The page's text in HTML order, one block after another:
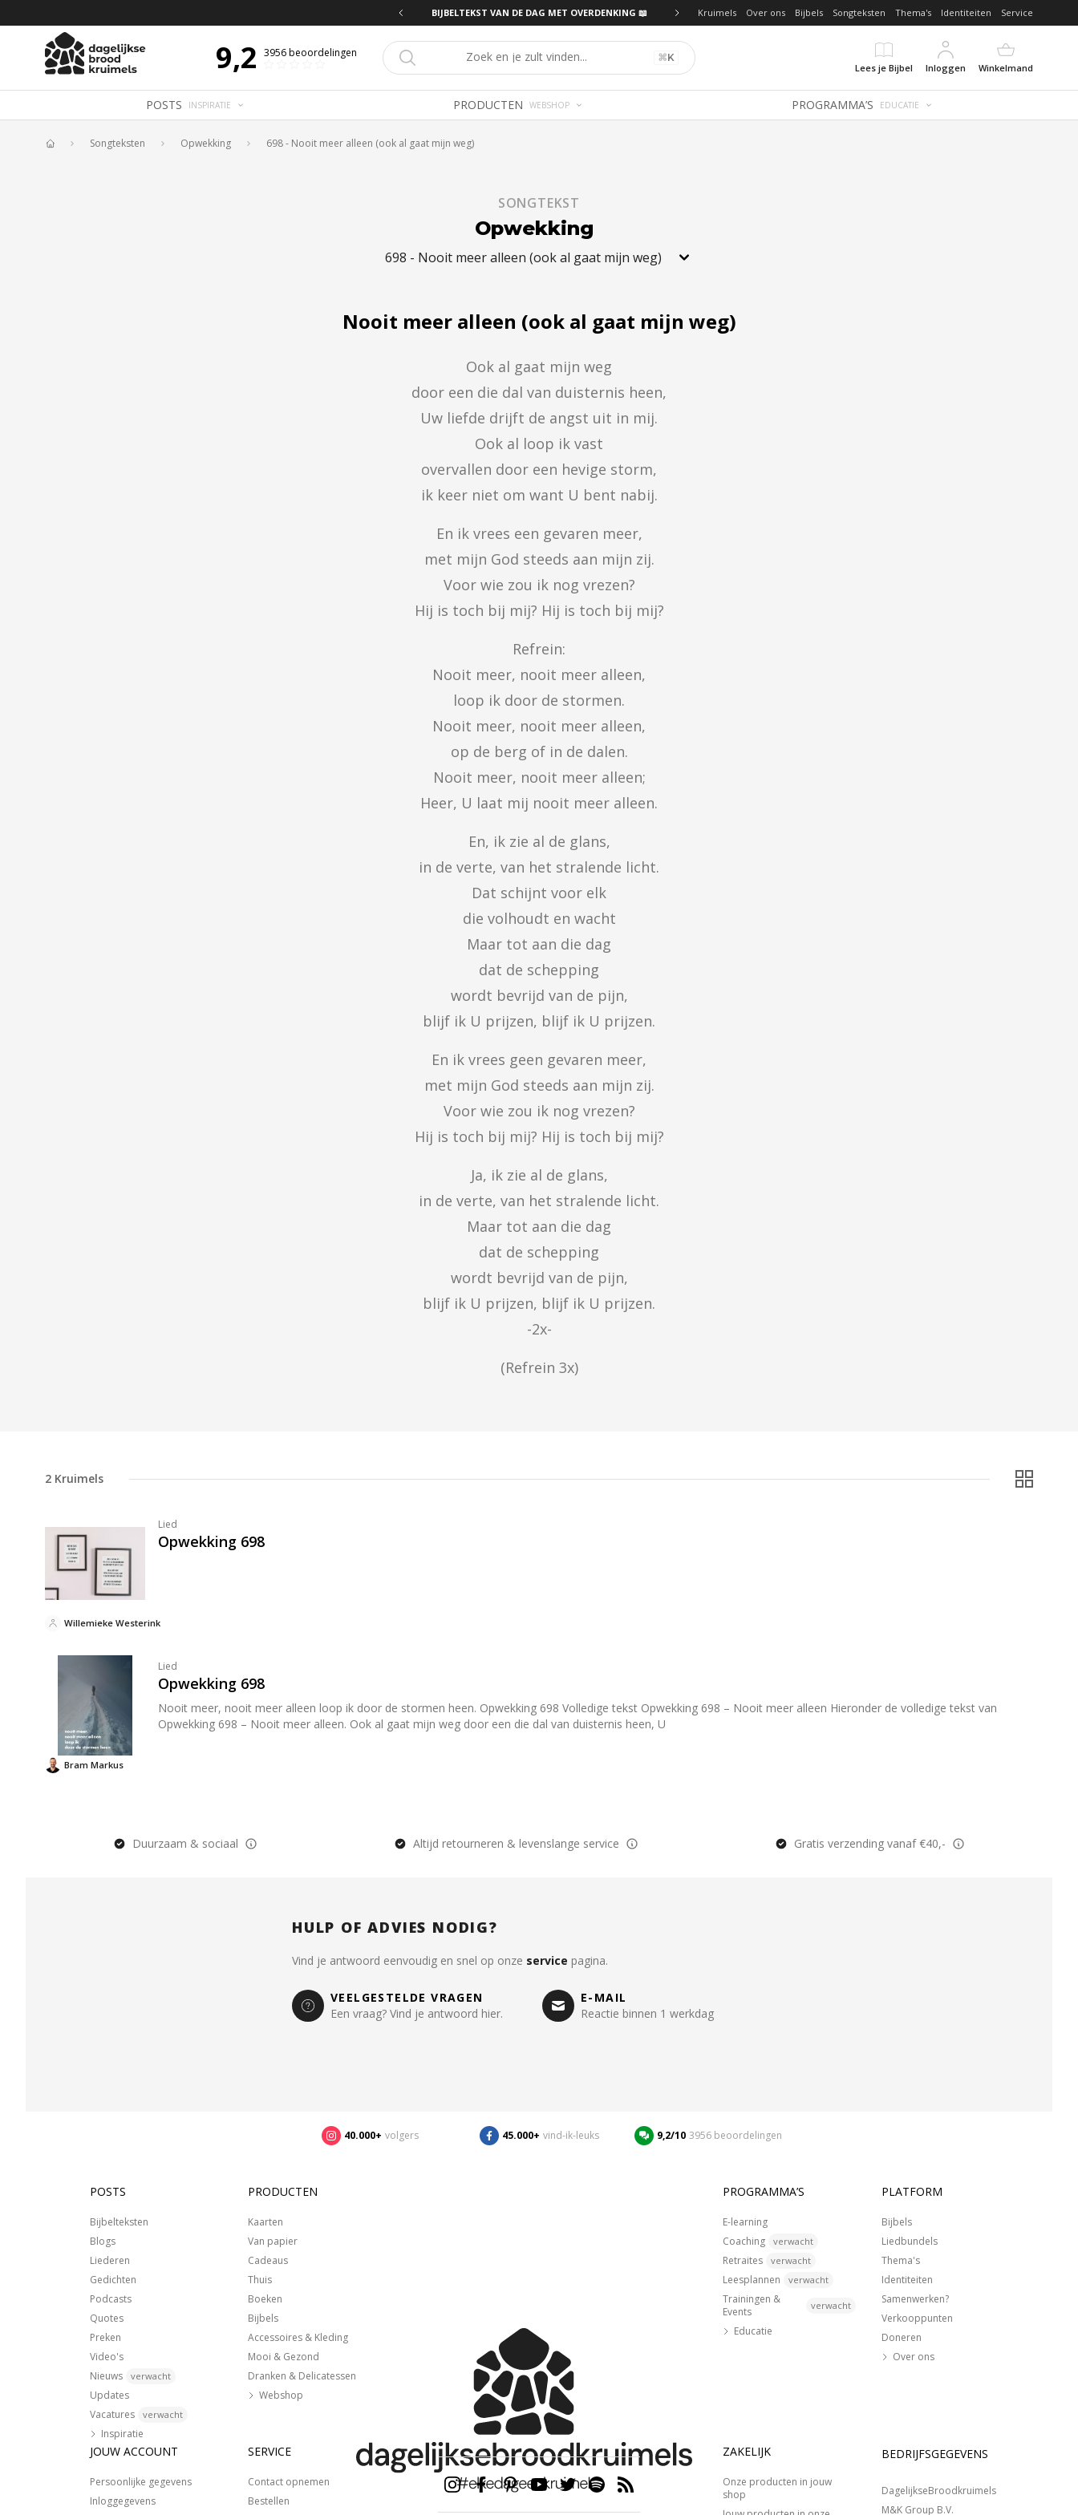
BIJBELTEKST VAN DE DAG MET OVERDENKING 📖 Kruimels Over ons Bijbels Songteksten Thema's Identiteiten Service
9,2 3956beoordelingen ⌘K
Lees je Bijbel
Inloggen Winkelmand
POSTS INSPIRATIE PRODUCTEN WEBSHOP PROGRAMMA’S EDUCATIE
Songteksten Opwekking 698 - Nooit meer alleen (ook al gaat mijn weg)
SONGTEKST
Opwekking
698 - Nooit meer alleen (ook al gaat mijn weg)
Nooit meer alleen (ook al gaat mijn weg)
Ook al gaat mijn weg
door een die dal van duisternis heen,
Uw liefde drijft de angst uit in mij.
Ook al loop ik vast
overvallen door een hevige storm,
ik keer niet om want U bent nabij.
En ik vrees een gevaren meer,
met mijn God steeds aan mijn zij.
Voor wie zou ik nog vrezen?
Hij is toch bij mij? Hij is toch bij mij?
Refrein:
Nooit meer, nooit meer alleen,
loop ik door de stormen.
Nooit meer, nooit meer alleen,
op de berg of in de dalen.
Nooit meer, nooit meer alleen;
Heer, U laat mij nooit meer alleen.
En, ik zie al de glans,
in de verte, van het stralende licht.
Dat schijnt voor elk
die volhoudt en wacht
Maar tot aan die dag
dat de schepping
wordt bevrijd van de pijn,
blijf ik U prijzen, blijf ik U prijzen.
En ik vrees geen gevaren meer,
met mijn God steeds aan mijn zij.
Voor wie zou ik nog vrezen?
Hij is toch bij mij? Hij is toch bij mij?
Ja, ik zie al de glans,
in de verte, van het stralende licht.
Maar tot aan die dag
dat de schepping
wordt bevrijd van de pijn,
blijf ik U prijzen, blijf ik U prijzen.
-2x-
(Refrein 3x)
2 Kruimels
Lied
Opwekking 698
Willemieke Westerink
Lied
Opwekking 698
Nooit meer, nooit meer alleen loop ik door de stormen heen. Opwekking 698 Volledige tekst Opwekking 698 – Nooit meer alleen Hieronder de volledige tekst van
Opwekking 698 – Nooit meer alleen. Ook al gaat mijn weg door een die dal van duisternis heen, U
Bram Markus
Duurzaam & sociaal Altijd retourneren & levenslange service Gratis verzending vanaf €40,-
HULP OF ADVIES NODIG?
Vind je antwoord eenvoudig en snel op onze service pagina.
VEELGESTELDE VRAGEN
Een vraag? Vind je antwoord hier.
E-MAIL
Reactie binnen 1 werkdag
40.000+ volgers 45.000+ vind-ik-leuks 9,2/10 3956 beoordelingen
POSTS
Bijbelteksten
Blogs
Liederen
Gedichten
Podcasts
Quotes
Preken
Video's
Nieuws
verwacht
Updates
Vacatures
verwacht
Inspiratie
PRODUCTEN
Kaarten
Van papier
Cadeaus
Thuis
Boeken
Bijbels
Accessoires & Kleding
Mooi & Gezond
Dranken & Delicatessen
Webshop
PROGRAMMA’S
E-learning
Coaching
verwacht
Retraites verwacht
Leesplannen verwacht
Trainingen &
Events
verwacht
Educatie
PLATFORM
Bijbels
Liedbundels
Thema's
Identiteiten
Samenwerken?
Verkooppunten
Doneren
Over ons
JOUW ACCOUNT
Persoonlijke gegevens
Inloggegevens
SERVICE
Contact opnemen
Bestellen
ZAKELIJK
Onze producten in jouw
shop
BEDRIJFSGEGEVENS
DagelijkseBroodkruimels
M&K Group B.V.